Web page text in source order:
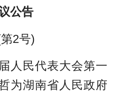
公告
2号)
民代表大会第一
为湖南省人民政府